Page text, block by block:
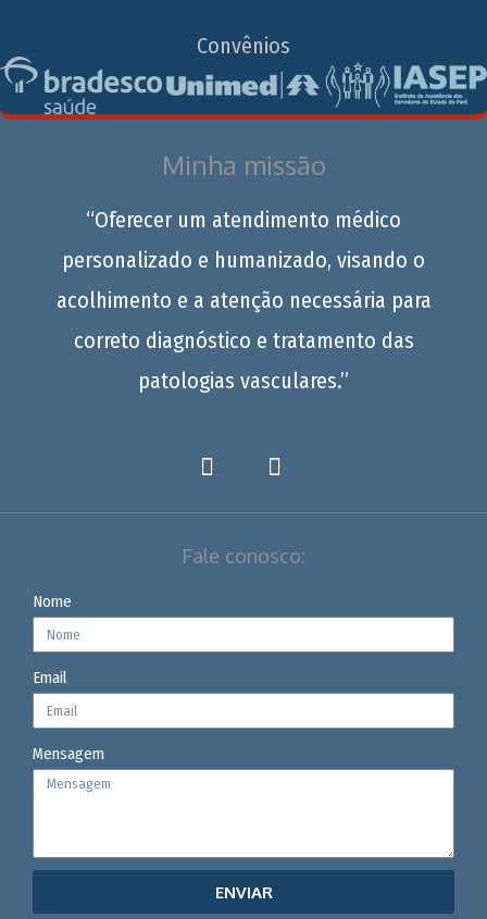
Convênios
Minha missão
“Oferecer um atendimento médico
personalizado e humanizado, visando o
acolhimento e a atenção necessária para
correto diagnóstico e tratamento das
patologias vasculares.”
Fale conosco:
Nome
Email
Mensagem
ENVIAR